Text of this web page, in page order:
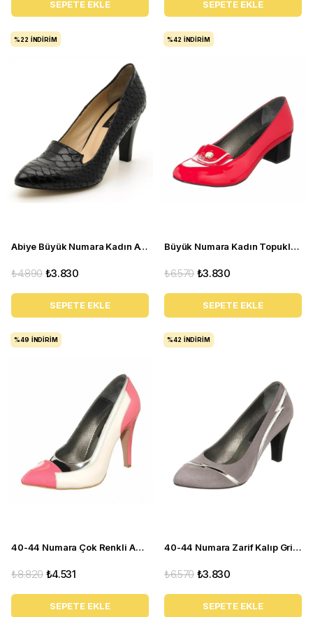
SEPETE EKLE SEPETE EKLE
Abiye Büyük Numara Kadın Ayakkabı 1952 Siyah
₺3.830
₺4.890
SEPETE EKLE
%22 İNDIRIM
Büyük Numara Kadın Topuklu Ayakkabı KDR14476 Fusya
₺3.830
₺6.570
SEPETE EKLE
%42 İNDIRIM
40-44 Numara Çok Renkli Abiye Kadın Stiletto Ayakkabı KDR1020
₺4.531
₺8.820
SEPETE EKLE
%49 İNDIRIM
40-44 Numara Zarif Kalıp Gri Topuklu Kadın Ayakkabı KDR1001
₺3.830
₺6.570
SEPETE EKLE
%42 İNDIRIM